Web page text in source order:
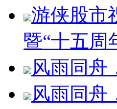
游侠股市
暨“十五周
风雨同舟
风雨同舟